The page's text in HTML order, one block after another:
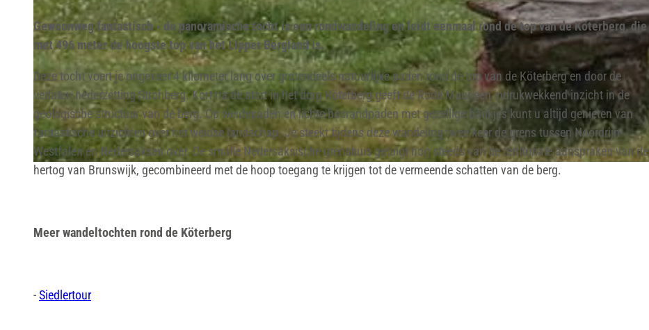
© Stadt Lügde, Tourist-Information Lügde |CC-BY-SA
Gewoonweg fantastisch - de panoramische tocht is een rondwandeling en leidt eenmaal rond de top van de Köterberg, die
met 496 meter de hoogste top van het Lipper Bergland is.
Deze tocht voert je ongeveer 4 kilometer lang over grotendeels natuurlijke paden rond de top van de Köterberg en door de
verlaten nederzetting Strohberg. Kort na de start in het dorp Köterberg geeft de Rode Muur een indrukwekkend inzicht in de
geologische structuur van de berg. Op weidepaden en lichte bosrandpaden met gezellige bankjes kunt u altijd genieten van
fantastische uitzichten over het weidse landschap. Je steekt tijdens deze wandeling twee keer de grens tussen Noordrijn-
Westfalen en Nedersaksen over. De smalle Nedersaksische grensbuis getuigt nog steeds van de territoriale aanspraken van de
hertog van Brunswijk, gecombineerd met de hoop toegang te krijgen tot de vermeende schatten van de berg.
Meer wandeltochten rond de Köterberg
-Siedlertour